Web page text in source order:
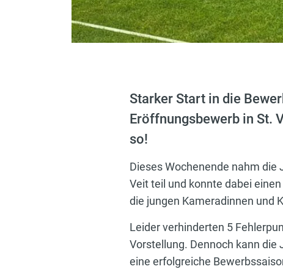
Starker Start in die
Eröffnungsbewerb in St.
so!
Dieses Wochenende nahm
Veit teil und konnte dabei
die jungen Kameradinnen und
Leider verhinderten 5
Vorstellung. Dennoch kann
eine erfolgreiche